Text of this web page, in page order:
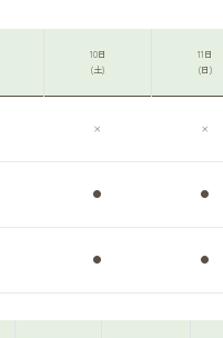
10日
(土)
11日
(日)
× ×
● ●
● ●